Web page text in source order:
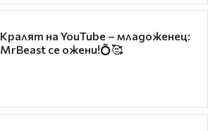
Кралят на YouTube – младоженец:
MrBeast се ожени!💍🥰